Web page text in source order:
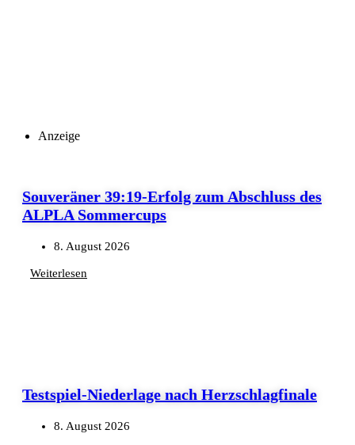
Anzeige
Souveräner 39:19-Erfolg zum Abschluss des
ALPLA Sommercups
8. August 2026
Weiterlesen
Testspiel-Niederlage nach Herzschlagfinale
8. August 2026